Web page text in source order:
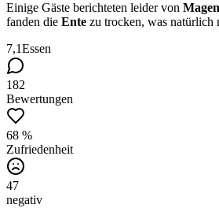
Einige Gäste berichteten leider von
fanden die Ente zu trocken, was natürlich
7,1Essen
182
Bewertungen
68 %
Zufriedenheit
47
negativ